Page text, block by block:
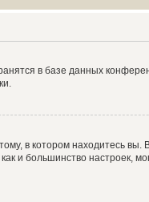
в базе данных
в котором находитесь
и большинство настроек,